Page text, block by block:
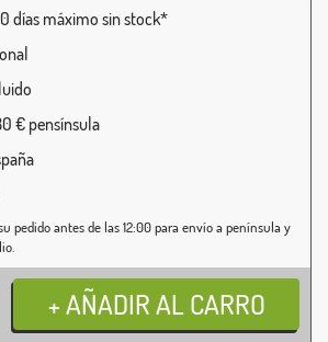
días máximo sin stock*
€ pensínsula
pedido antes de las 12:00 para envío a península y